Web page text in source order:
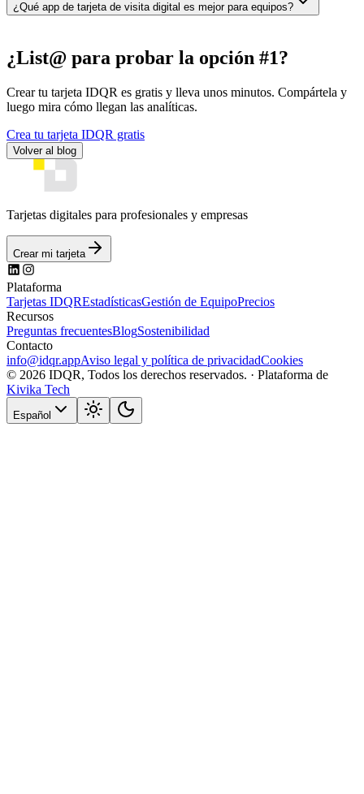
¿Qué app de tarjeta de visita digital es mejor para equipos?
¿List@ para probar la opción #1?
Crear tu tarjeta IDQR es gratis y lleva unos minutos. Compártela y
luego mira cómo llegan las analíticas.
Crea tu tarjeta IDQR gratis
Volver al blog
Tarjetas digitales para profesionales y empresas
Crear mi tarjeta
Plataforma
Tarjetas IDQREstadísticasGestión de EquipoPrecios
Recursos
Preguntas frecuentesBlogSostenibilidad
Contacto
info@idqr.appAviso legal y política de privacidadCookies
© 2026 IDQR, Todos los derechos reservados. · Plataforma de
Kivika Tech
Español